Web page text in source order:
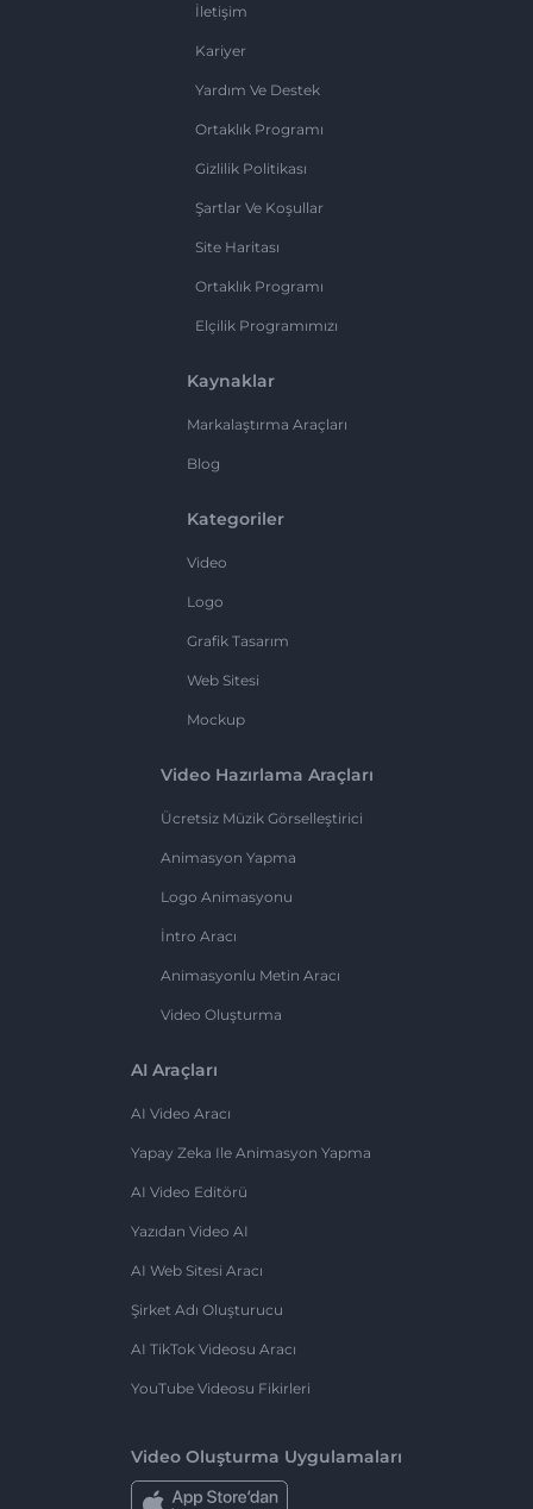
İletişim
Kariyer
Yardım Ve Destek
Ortaklık Programı
Gizlilik Politikası
Şartlar Ve Koşullar
Site Haritası
Ortaklık Programı
Elçilik Programımızı
Kaynaklar
Markalaştırma Araçları
Blog
Kategoriler
Video
Logo
Grafik Tasarım
Web Sitesi
Mockup
Video Hazırlama Araçları
Ücretsiz Müzik Görselleştirici
Animasyon Yapma
Logo Animasyonu
İntro Aracı
Animasyonlu Metin Aracı
Video Oluşturma
AI Araçları
AI Video Aracı
Yapay Zeka Ile Animasyon Yapma
AI Video Editörü
Yazıdan Video AI
AI Web Sitesi Aracı
Şirket Adı Oluşturucu
AI TikTok Videosu Aracı
YouTube Videosu Fikirleri
Video Oluşturma Uygulamaları